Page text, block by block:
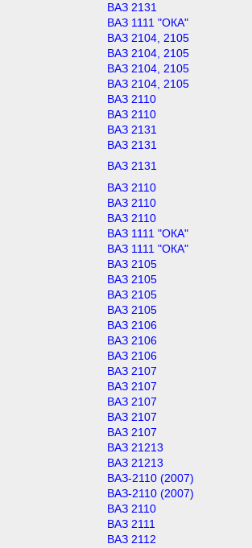
ВАЗ 2131
ВАЗ 1111 "ОКА"
ВАЗ 2104, 2105
ВАЗ 2104, 2105
ВАЗ 2104, 2105
ВАЗ 2104, 2105
ВАЗ 2110
ВАЗ 2110
ВАЗ 2131
ВАЗ 2131
ВАЗ 2131
ВАЗ 2110
ВАЗ 2110
ВАЗ 2110
ВАЗ 1111 "ОКА"
ВАЗ 1111 "ОКА"
ВАЗ 2105
ВАЗ 2105
ВАЗ 2105
ВАЗ 2105
ВАЗ 2106
ВАЗ 2106
ВАЗ 2106
ВАЗ 2107
ВАЗ 2107
ВАЗ 2107
ВАЗ 2107
ВАЗ 2107
ВАЗ 21213
ВАЗ 21213
ВАЗ-2110 (2007)
ВАЗ-2110 (2007)
ВАЗ 2110
ВАЗ 2111
ВАЗ 2112